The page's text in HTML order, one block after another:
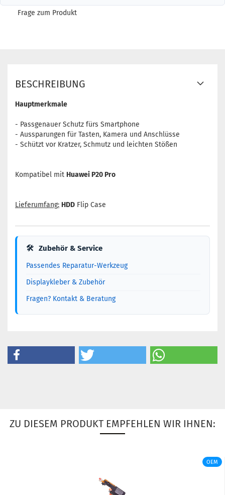
Frage zum Produkt
BESCHREIBUNG
Hauptmerkmale
- Passgenauer Schutz fürs Smartphone
- Aussparungen für Tasten, Kamera und Anschlüsse
- Schützt vor Kratzer, Schmutz und leichten Stößen
Kompatibel mit Huawei P20 Pro
Lieferumfang: HDD Flip Case
🛠 Zubehör & Service
Passendes Reparatur-Werkzeug
Displaykleber & Zubehör
Fragen? Kontakt & Beratung
ZU DIESEM PRODUKT EMPFEHLEN WIR IHNEN:
OEM